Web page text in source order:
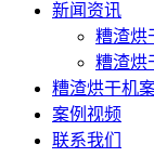
新闻资讯
糟渣烘
糟渣烘
糟渣烘干机
案例视频
联系我们